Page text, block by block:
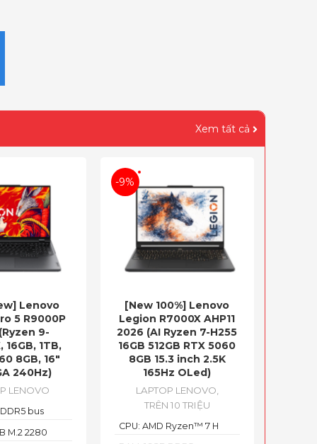
Xem tất cả
Lenovo
5 R9000P
9-
16GB, 1TB,
8GB, 16″
240Hz)
LENOVO
M.2 2280
bus
-9%
[New 100%] Lenovo
Legion R7000X AHP11
2026 (AI Ryzen 7-H255
16GB 512GB RTX 5060
8GB 15.3 inch 2.5K
165Hz OLed)
LAPTOP LENOVO
TRÊN 10 TRIỆU
CPU: AMD Ryzen™ 7 H